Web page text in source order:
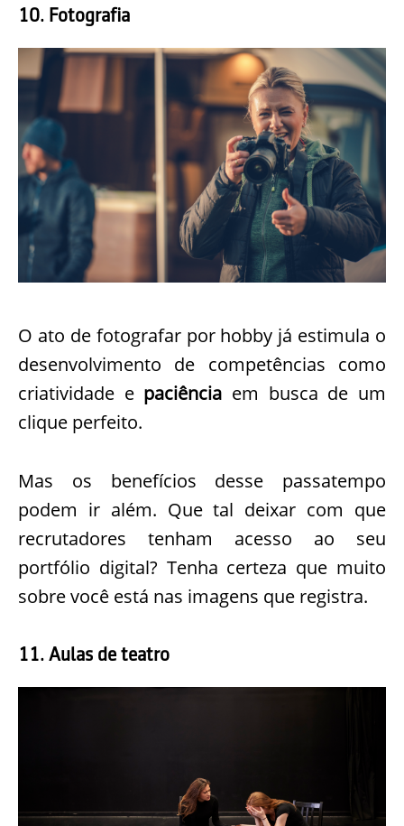
10. Fotografia
O ato de fotografar por hobby já estimula o
desenvolvimento de competências como
criatividade e paciência em busca de um
clique perfeito.
Mas os benefícios desse passatempo
podem ir além. Que tal deixar com que
recrutadores tenham acesso ao seu
portfólio digital? Tenha certeza que muito
sobre você está nas imagens que registra.
11. Aulas de teatro